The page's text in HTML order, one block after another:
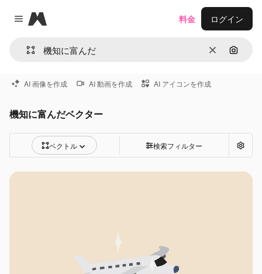
Close menu
Magnific
消去 画像で
料金 ログイン
AI 画像を作成 AI 動画を作成 AI アイコンを作成
機知に富んだベクター
ベクトル 検索フィルター